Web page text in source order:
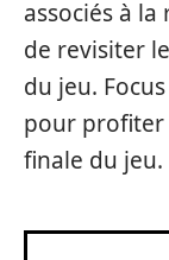
associés à
de revisiter
du jeu.
pour profiter
finale du jeu.